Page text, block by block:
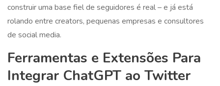
construir uma base fiel de seguidores é real – e já está
rolando entre creators, pequenas empresas e consultores
de social media.
Ferramentas e Extensões Para
Integrar ChatGPT ao Twitter